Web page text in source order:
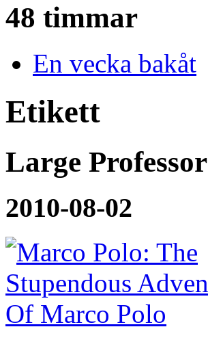
48 timmar
En vecka bakåt
Etikett
Large Professor
2010-08-02